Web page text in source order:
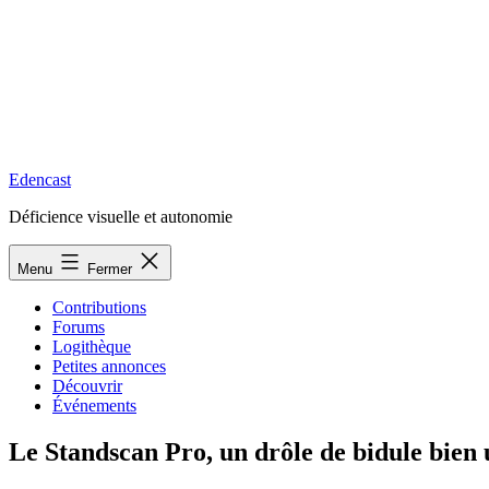
Edencast
Déficience visuelle et autonomie
Menu Fermer
Contributions
Forums
Logithèque
Petites annonces
Découvrir
Événements
Le Standscan Pro, un drôle de bidule bien